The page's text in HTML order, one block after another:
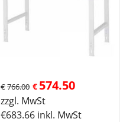
€766.00 € 574.50
zzgl. MwSt
€683.66 inkl. MwSt